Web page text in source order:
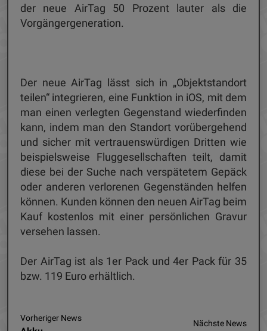
der neue AirTag 50 Prozent lauter als die
Vorgängergeneration.
Der neue AirTag lässt sich in „Objektstandort
teilen“ integrieren, eine Funktion in iOS, mit dem
man einen verlegten Gegenstand wiederfinden
kann, indem man den Standort vorübergehend
und sicher mit vertrauenswürdigen Dritten wie
beispielsweise Fluggesellschaften teilt, damit
diese bei der Suche nach verspätetem Gepäck
oder anderen verlorenen Gegenständen helfen
können. Kunden können den neuen AirTag beim
Kauf kostenlos mit einer persönlichen Gravur
versehen lassen.
Der AirTag ist als 1er Pack und 4er Pack für 35
bzw. 119 Euro erhältlich.
Vorheriger News
Nächste News